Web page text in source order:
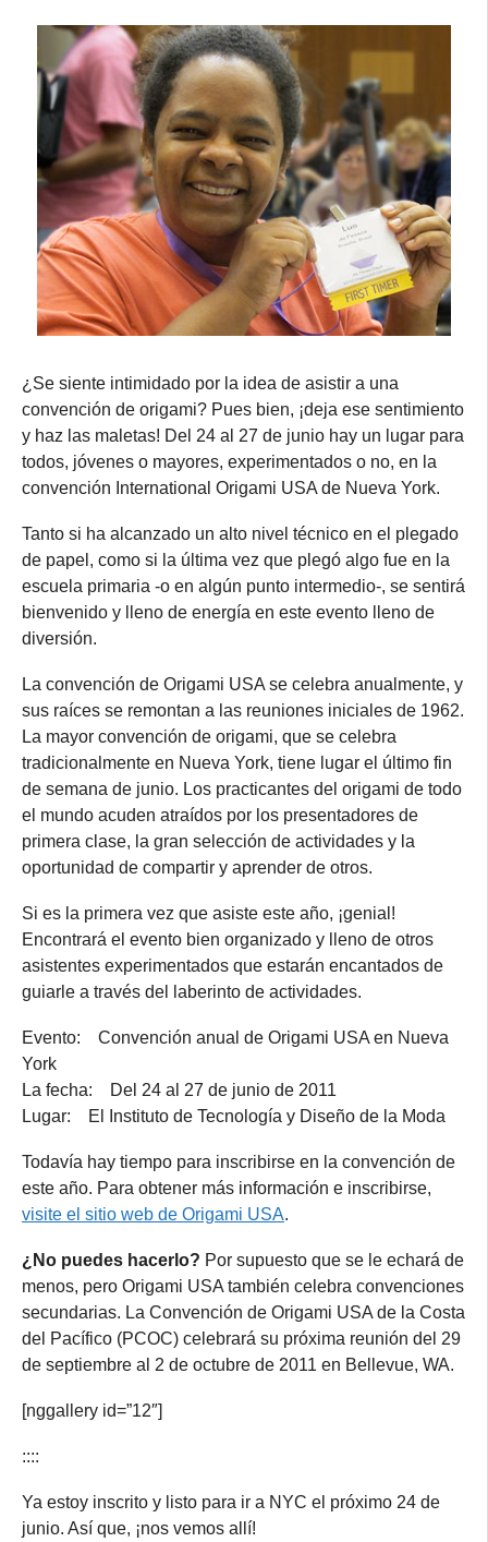
¿Se siente intimidado por la idea de asistir a una
convención de origami? Pues bien, ¡deja ese sentimiento
y haz las maletas! Del 24 al 27 de junio hay un lugar para
todos, jóvenes o mayores, experimentados o no, en la
convención International Origami USA de Nueva York.
Tanto si ha alcanzado un alto nivel técnico en el plegado
de papel, como si la última vez que plegó algo fue en la
escuela primaria -o en algún punto intermedio-, se sentirá
bienvenido y lleno de energía en este evento lleno de
diversión.
La convención de Origami USA se celebra anualmente, y
sus raíces se remontan a las reuniones iniciales de 1962.
La mayor convención de origami, que se celebra
tradicionalmente en Nueva York, tiene lugar el último fin
de semana de junio. Los practicantes del origami de todo
el mundo acuden atraídos por los presentadores de
primera clase, la gran selección de actividades y la
oportunidad de compartir y aprender de otros.
Si es la primera vez que asiste este año, ¡genial!
Encontrará el evento bien organizado y lleno de otros
asistentes experimentados que estarán encantados de
guiarle a través del laberinto de actividades.
Evento: Convención anual de Origami USA en Nueva
York
La fecha: Del 24 al 27 de junio de 2011
Lugar: El Instituto de Tecnología y Diseño de la Moda
Todavía hay tiempo para inscribirse en la convención de
este año. Para obtener más información e inscribirse,
visite el sitio web de Origami USA.
¿No puedes hacerlo? Por supuesto que se le echará de
menos, pero Origami USA también celebra convenciones
secundarias. La Convención de Origami USA de la Costa
del Pacífico (PCOC) celebrará su próxima reunión del 29
de septiembre al 2 de octubre de 2011 en Bellevue, WA.
[nggallery id=”12″]
::::
Ya estoy inscrito y listo para ir a NYC el próximo 24 de
junio. Así que, ¡nos vemos allí!